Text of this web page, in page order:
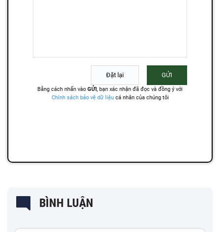
BÌNH LUẬN